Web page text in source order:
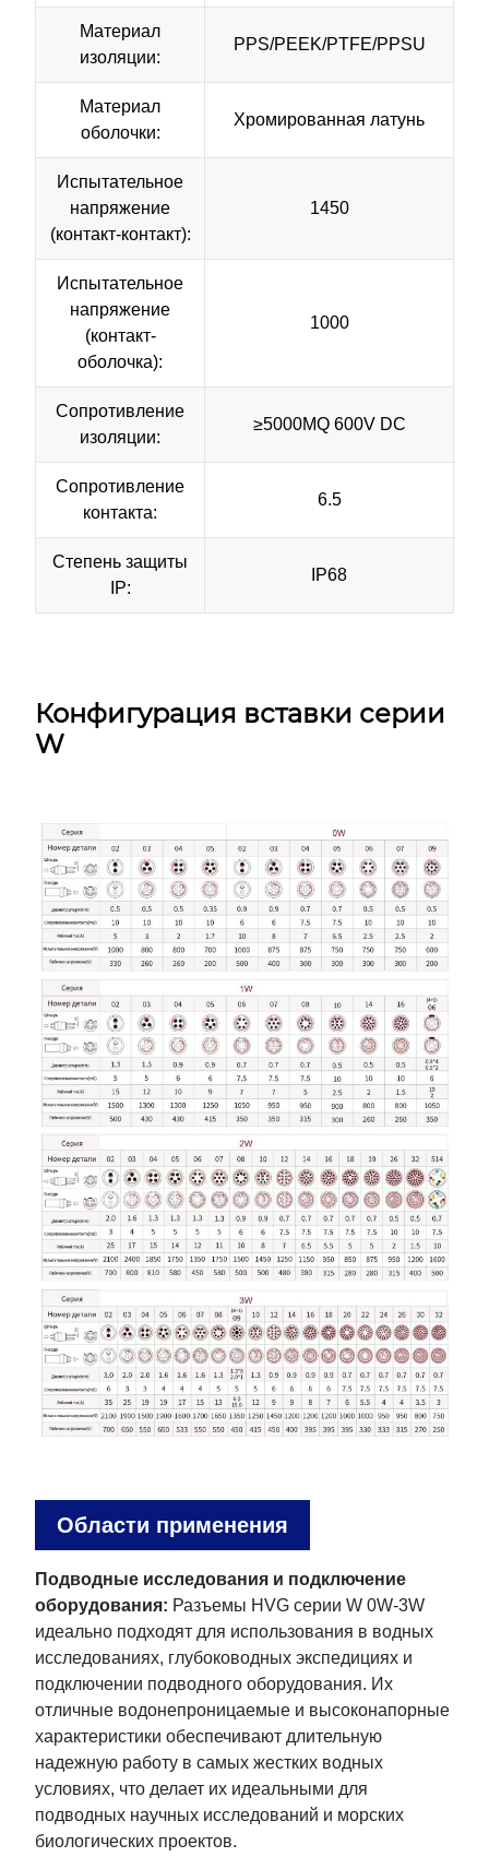
Материал
изоляции:
PPS/PEEK/PTFE/PPSU
Материал
оболочки:
Хромированная латунь
Испытательное
напряжение
(контакт-контакт):
1450
Испытательное
напряжение
(контакт-
оболочка):
1000
Сопротивление
изоляции:
≥5000MQ 600V DC
Сопротивление
контакта:
6.5
Степень защиты
IP:
IP68
Конфигурация вставки серии
W
Области применения
Подводные исследования и подключение
оборудования: Разъемы HVG серии W 0W-3W
идеально подходят для использования в водных
исследованиях, глубоководных экспедициях и
подключении подводного оборудования. Их
отличные водонепроницаемые и высоконапорные
характеристики обеспечивают длительную
надежную работу в самых жестких водных
условиях, что делает их идеальными для
подводных научных исследований и морских
биологических проектов.